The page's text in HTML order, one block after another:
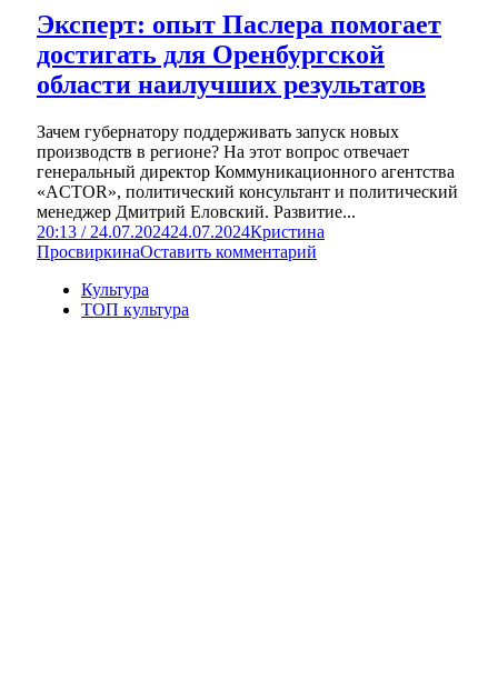
Эксперт: опыт Паслера помогает
достигать для Оренбургской
области наилучших результатов
Зачем губернатору поддерживать запуск новых
производств в регионе? На этот вопрос отвечает
генеральный директор Коммуникационного агентства
«ACTOR», политический консультант и политический
менеджер Дмитрий Еловский. Развитие...
20:13 / 24.07.202424.07.2024Кристина
ПросвиркинаОставить комментарий
Культура
ТОП культура